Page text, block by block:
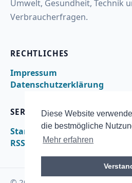
Diese Website
die bestmögliche
Mehr erfahren
Umwelt, Gesundheit, Technik
Verbraucherfragen.
RECHTLICHES
Impressum
Datenschutzerklärung
SERVICE
Startseite
RSS